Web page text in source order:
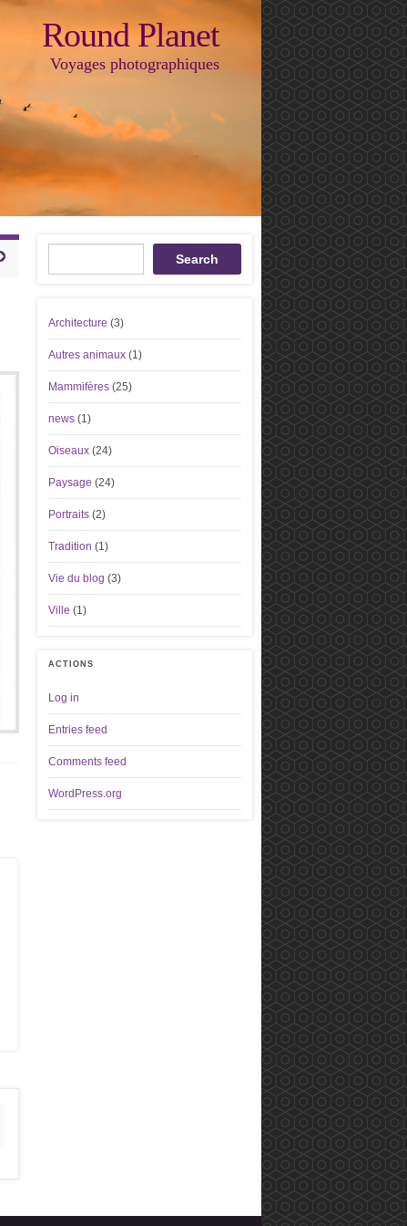
Round Planet
Voyages photographiques
Search
Architecture (3)
Autres animaux (1)
Mammifères (25)
news (1)
Oiseaux (24)
Paysage (24)
Portraits (2)
Tradition (1)
Vie du blog (3)
Ville (1)
ACTIONS
Log in
Entries feed
Comments feed
WordPress.org